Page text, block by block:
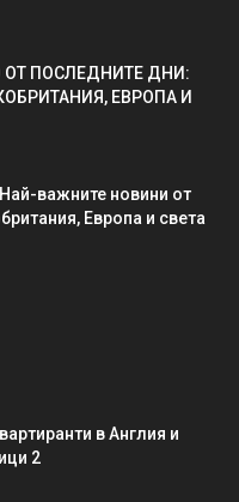
ПОСЛЕДНИТЕ ДНИ:
ЕВРОПА И
важните новини от
Европа и света
в Англия и
2